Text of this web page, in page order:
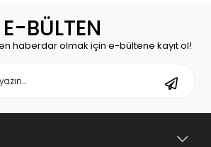
E-BÜLTEN
haberdar olmak için e-bültene kayıt ol!